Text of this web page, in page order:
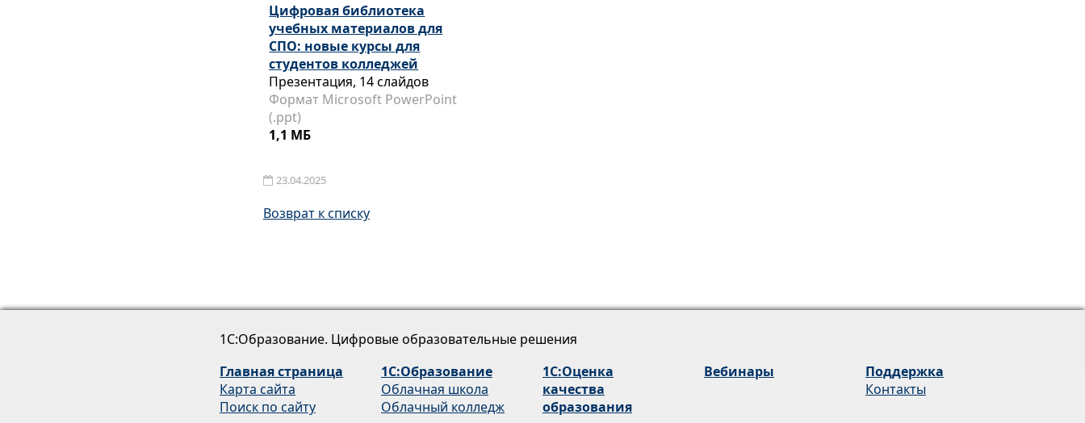
Цифровая библиотека
учебных материалов для
СПО: новые курсы для
студентов колледжей
Презентация, 14 слайдов
Формат Microsoft PowerPoint
(.ppt)
1,1 МБ
23.04.2025
Возврат к списку
1С:Образование. Цифровые образовательные решения
Главная страница
Карта сайта
Поиск по сайту
1С:Образование
Облачная школа
Облачный колледж
1С:Оценка
качества
образования
Вебинары
Поддержка
Контакты